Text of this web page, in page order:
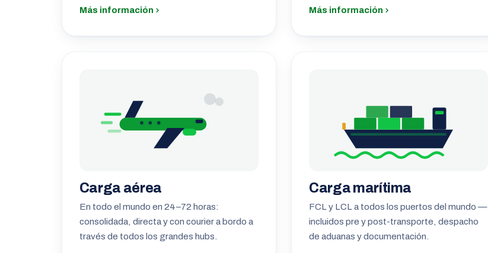
Más información Más información
Carga aérea
En todo el mundo en 24–72 horas:
consolidada, directa y con courier a bordo a
través de todos los grandes hubs.
Carga marítima
FCL y LCL a todos los puertos del mundo —
incluidos pre y post-transporte, despacho
de aduanas y documentación.